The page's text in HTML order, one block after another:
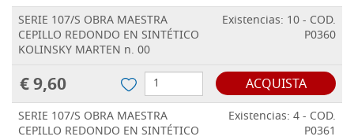
SERIE 107/S OBRA MAESTRA
CEPILLO REDONDO EN SINTÉTICO
KOLINSKY MARTEN n. 00
Existencias: 10 - COD.
P0360
€ 9,60 ACQUISTA
SERIE 107/S OBRA MAESTRA
CEPILLO REDONDO EN SINTÉTICO
Existencias: 4 - COD.
P0361